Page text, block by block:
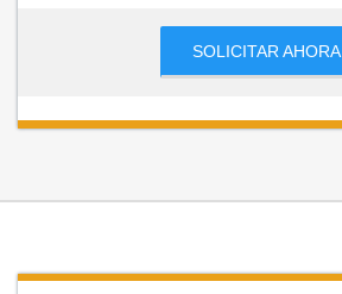
SOLICITAR AHORA